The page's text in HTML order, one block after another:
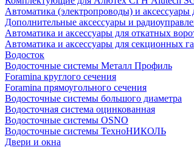
Автоматика (электропроводы) и
Дополнительные аксессуары и
Автоматика и аксессуары для откатных
Автоматика и аксессуары для секционных
Водосток
Водосточные системы Металл Профиль
Foramina круглого сечения
Foramina прямоугольного сечения
Водосточные системы большого диаметра
Водосточная система оцинкованная
Водосточные системы OSNO
Водосточные системы ТехноНИКОЛЬ
Двери и окна